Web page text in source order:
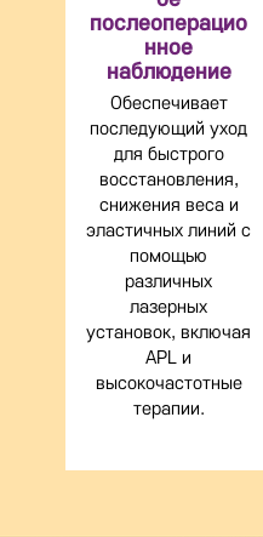
послеоперацио
нное
наблюдение
Обеспечивает
последующий уход
для быстрого
восстановления,
снижения веса и
эластичных линий с
помощью
различных
лазерных
установок, включая
APL и
высокочастотные
терапии.